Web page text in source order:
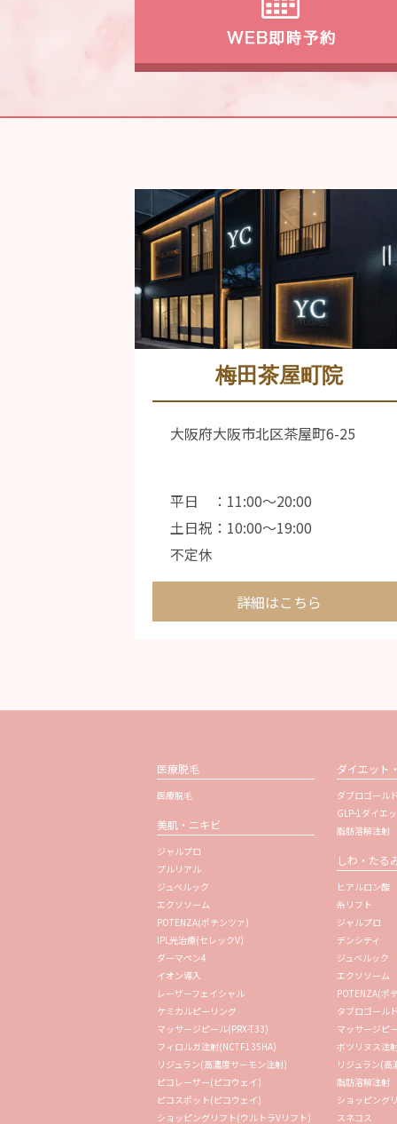
梅田茶屋町院
大阪府大阪市北区茶屋町6-25
平日 ：11:00〜20:00
土日祝：10:00〜19:00
不定休
詳細はこちら
医療脱毛
医療脱毛
美肌・ニキビ
ジャルプロ
プルリアル
ジュベルック
エクソソーム
POTENZA(ポテンツァ)
IPL光治療(セレックV)
ダーマペン4
イオン導入
レーザーフェイシャル
ケミカルピーリング
マッサージピール(PRX-T33)
フィロルガ注射(NCTF135HA)
リジュラン(高濃度サーモン注射)
ピコレーザー(ピコウェイ)
ピコスポット(ピコウェイ)
ショッピングリフト(ウルトラVリフト)
ダイエット
ダブロゴール
GLP-1ダイエ
脂肪溶解注射
しわ・たる
ヒアルロン酸
糸リフト
ジャルプロ
デンシティ
ジュベルック
エクソソーム
POTENZA(ポ
タブロゴール
マッサージピ
ボツリヌス注
リジュラン(高
脂肪溶解注射
ショッピング
スネコス